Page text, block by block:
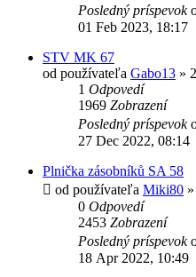
Posledný príspevok
01 Feb 2023, 18:17
STV MK 67
od používateľa Gabo13 »
1 Odpovedí
1969 Zobrazení
Posledný príspevok
27 Dec 2022, 08:14
Plnička zásobníků SA 58
od používateľa Miki80 »
0 Odpovedí
2453 Zobrazení
Posledný príspevok
18 Apr 2022, 10:49